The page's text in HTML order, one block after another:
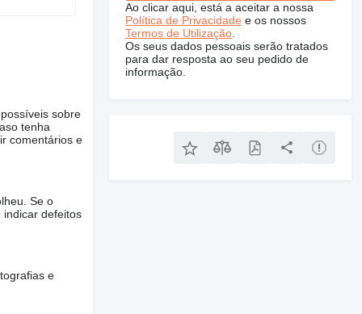
sobre
tenha
comentários e
Se o
defeitos
e
Ao clicar aqui, está a aceitar a nossa
Política de Privacidade e os nossos
Termos de Utilização
Os seus dados pessoais serão tratados
para dar resposta ao seu pedido de
informação.